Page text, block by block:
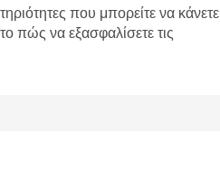
που μπορείτε να κάνετε
πώς να εξασφαλίσετε τις